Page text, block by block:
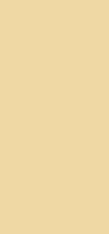
meisten